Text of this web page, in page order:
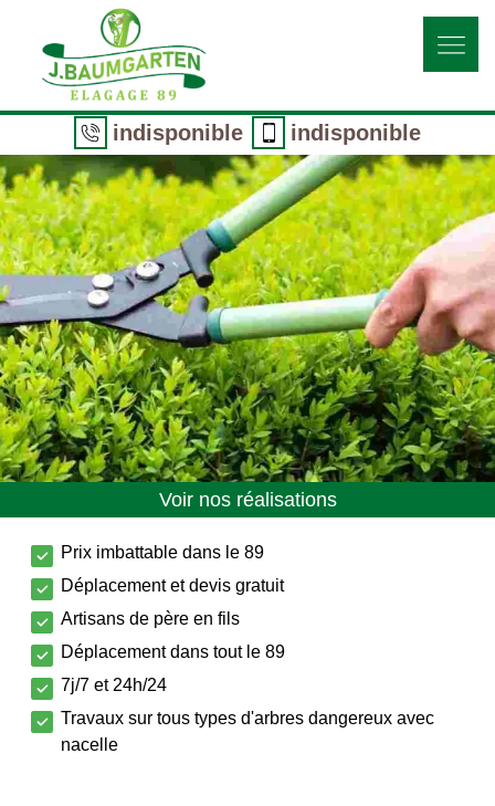
indisponible indisponible
Voir nos réalisations
Prix imbattable dans le 89
Déplacement et devis gratuit
Artisans de père en fils
Déplacement dans tout le 89
7j/7 et 24h/24
Travaux sur tous types d'arbres dangereux avec
nacelle